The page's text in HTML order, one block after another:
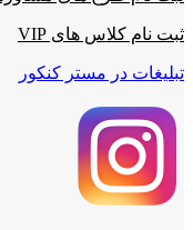
ثبت نام کلاس های VIP
تبلیغات در مستر کنکور